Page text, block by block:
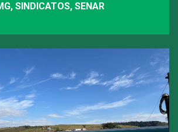
SINDICATOS, SENAR